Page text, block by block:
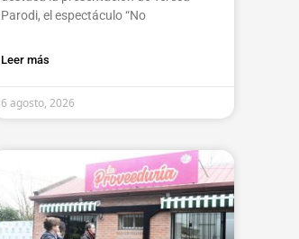
Parodi, el espectáculo “No
Leer más
6 agosto, 2026